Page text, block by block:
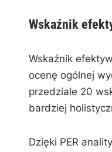
Wskaźnik
Wskaźnik
ocenę ogólnej
przedziale 20
bardziej
Dzięki PER